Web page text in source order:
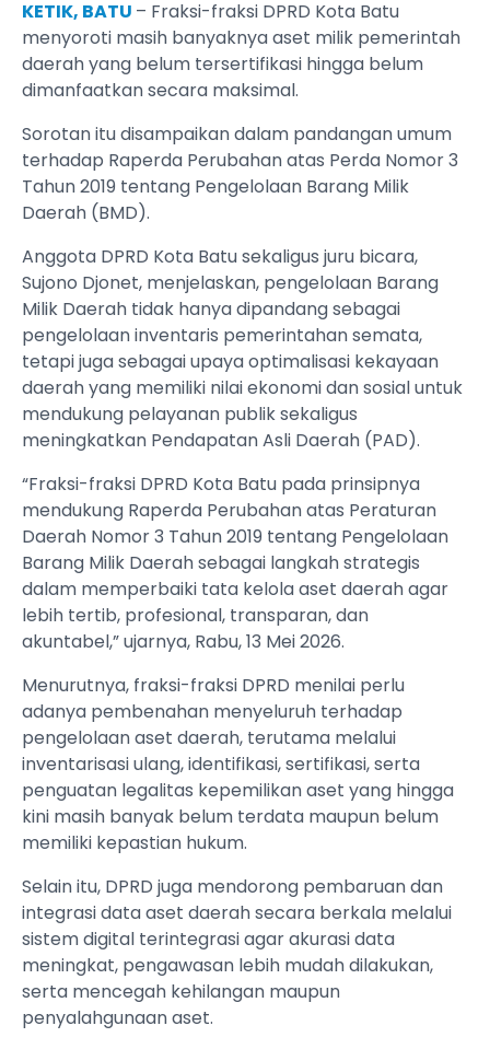
KETIK, BATU – Fraksi-fraksi DPRD Kota Batu
menyoroti masih banyaknya aset milik pemerintah
daerah yang belum tersertifikasi hingga belum
dimanfaatkan secara maksimal.
Sorotan itu disampaikan dalam pandangan umum
terhadap Raperda Perubahan atas Perda Nomor 3
Tahun 2019 tentang Pengelolaan Barang Milik
Daerah (BMD).
Anggota DPRD Kota Batu sekaligus juru bicara,
Sujono Djonet, menjelaskan, pengelolaan Barang
Milik Daerah tidak hanya dipandang sebagai
pengelolaan inventaris pemerintahan semata,
tetapi juga sebagai upaya optimalisasi kekayaan
daerah yang memiliki nilai ekonomi dan sosial untuk
mendukung pelayanan publik sekaligus
meningkatkan Pendapatan Asli Daerah (PAD).
“Fraksi-fraksi DPRD Kota Batu pada prinsipnya
mendukung Raperda Perubahan atas Peraturan
Daerah Nomor 3 Tahun 2019 tentang Pengelolaan
Barang Milik Daerah sebagai langkah strategis
dalam memperbaiki tata kelola aset daerah agar
lebih tertib, profesional, transparan, dan
akuntabel,” ujarnya, Rabu, 13 Mei 2026.
Menurutnya, fraksi-fraksi DPRD menilai perlu
adanya pembenahan menyeluruh terhadap
pengelolaan aset daerah, terutama melalui
inventarisasi ulang, identifikasi, sertifikasi, serta
penguatan legalitas kepemilikan aset yang hingga
kini masih banyak belum terdata maupun belum
memiliki kepastian hukum.
Selain itu, DPRD juga mendorong pembaruan dan
integrasi data aset daerah secara berkala melalui
sistem digital terintegrasi agar akurasi data
meningkat, pengawasan lebih mudah dilakukan,
serta mencegah kehilangan maupun
penyalahgunaan aset.